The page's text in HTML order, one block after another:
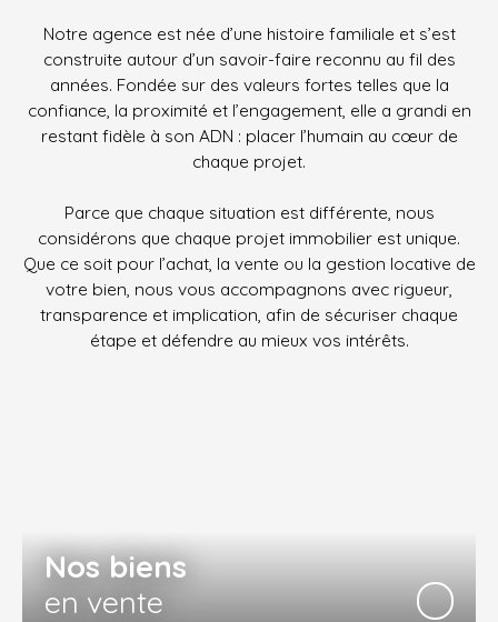
Notre agence est née d’une histoire familiale et s’est
construite autour d’un savoir-faire reconnu au fil des
années. Fondée sur des valeurs fortes telles que la
confiance, la proximité et l’engagement, elle a grandi en
restant fidèle à son ADN : placer l’humain au cœur de
chaque projet.
Parce que chaque situation est différente, nous
considérons que chaque projet immobilier est unique.
Que ce soit pour l’achat, la vente ou la gestion locative de
votre bien, nous vous accompagnons avec rigueur,
transparence et implication, afin de sécuriser chaque
étape et défendre au mieux vos intérêts.
Nos biens
en vente